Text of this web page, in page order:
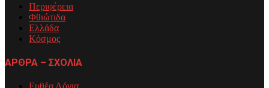
Περιφέρεια
Φθιώτιδα
Ελλάδα
Κόσμος
ΑΡΘΡΑ – ΣΧΟΛΙΑ